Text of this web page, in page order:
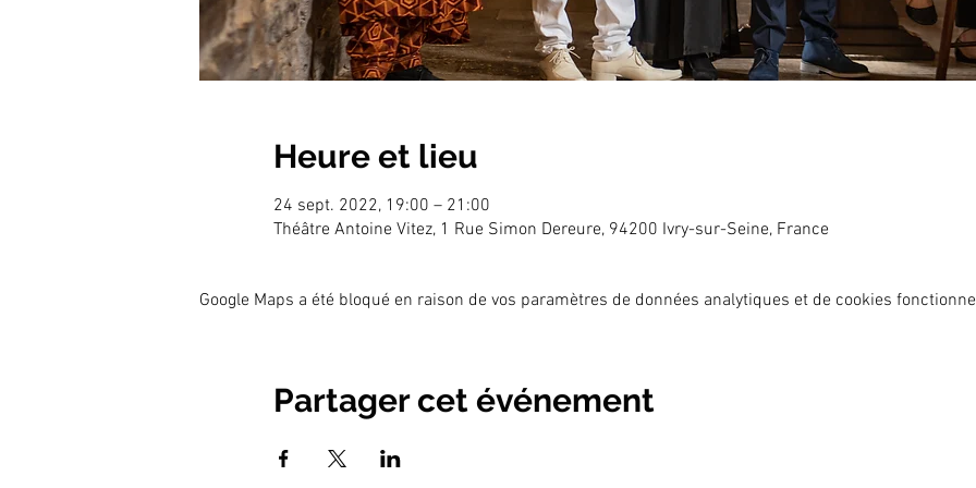
Heure et lieu
24 sept. 2022, 19:00 – 21:00
Théâtre Antoine Vitez, 1 Rue Simon Dereure, 94200 Ivry-sur-Seine, France
Google Maps a été bloqué en raison de vos paramètres de données analytiques et de cookies
Partager cet événement